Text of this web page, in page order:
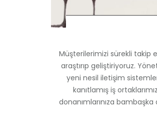
Müşterilerimizi sürekli takip
araştırıp geliştiriyoruz.
yeni nesil iletişim
kanıtlamış iş
donanımlarınıza